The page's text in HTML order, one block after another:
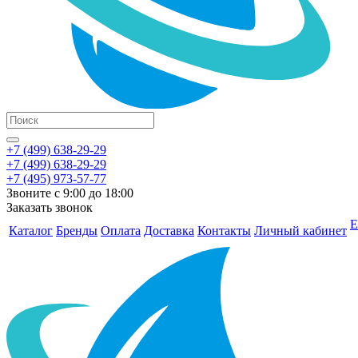
+7 (499) 638-29-29
+7 (499) 638-29-29
+7 (495) 973-57-77
Звоните с 9:00 до 18:00
Заказать звонок
Каталог Бренды Оплата Доставка Контакты Личный кабинет